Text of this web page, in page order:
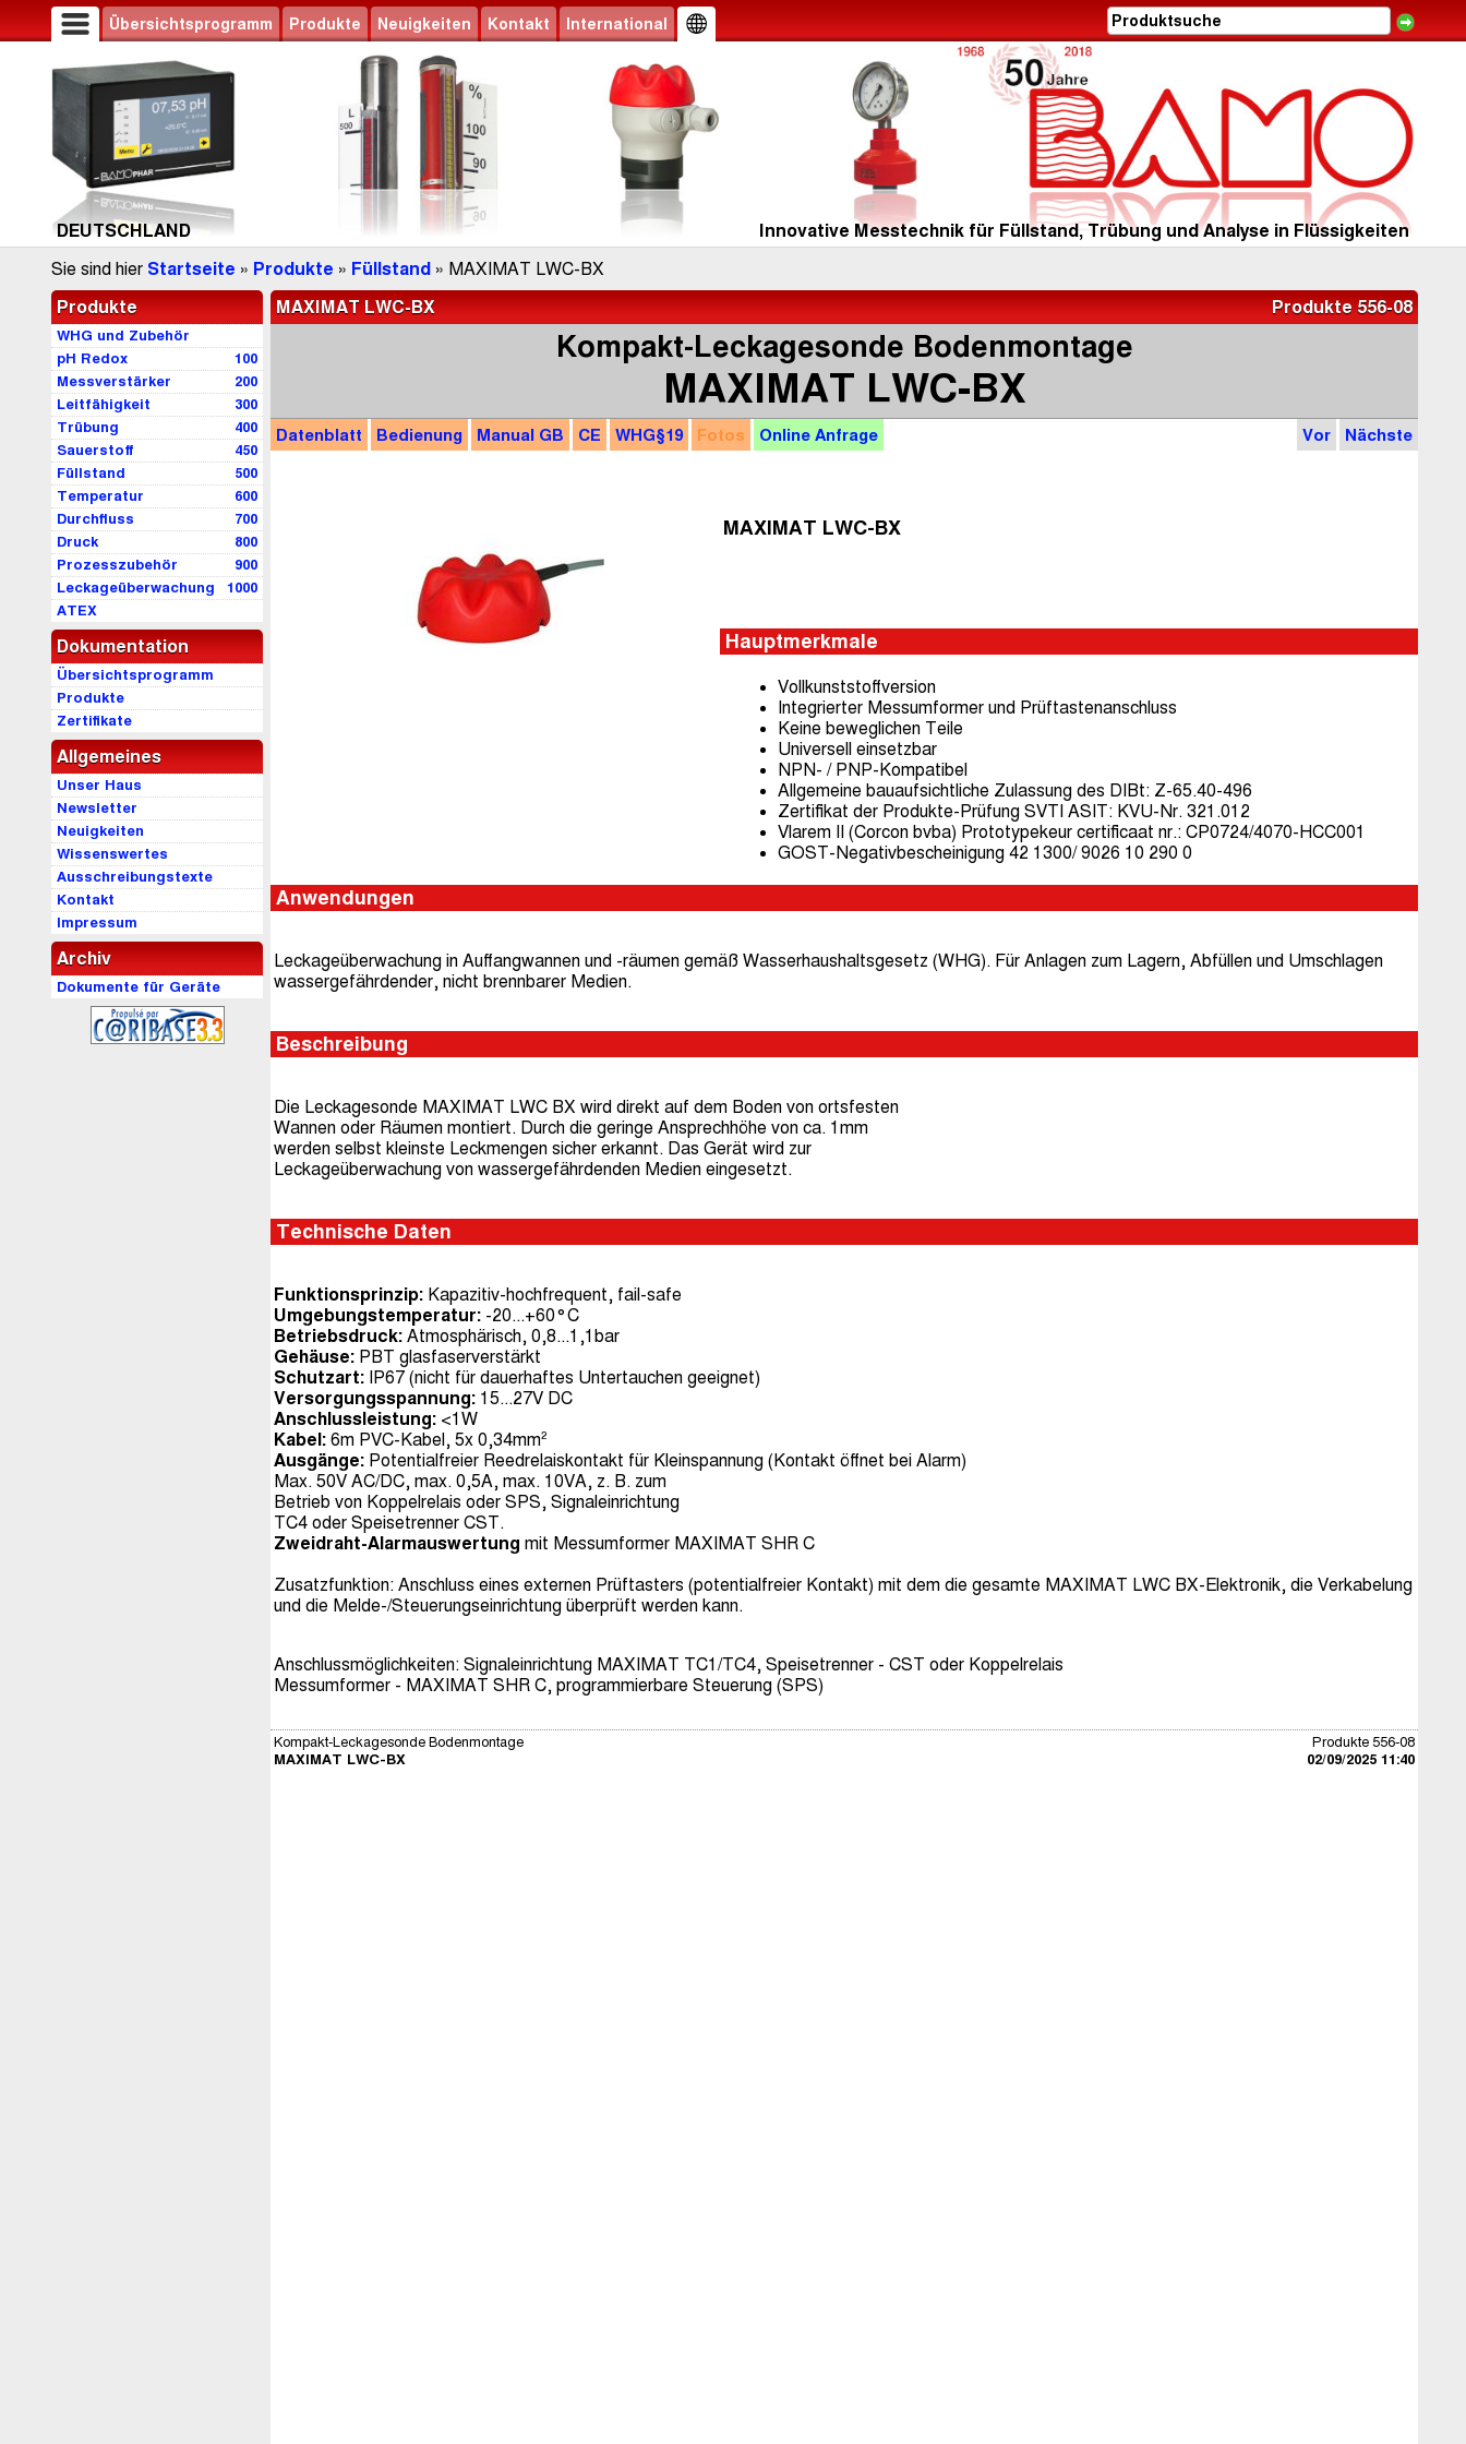
Übersichtsprogramm Produkte Neuigkeiten Kontakt International
DEUTSCHLAND Innovative Messtechnik für Füllstand, Trübung und Analyse in Flüssigkeiten
Sie sind hier Startseite » Produkte » Füllstand » MAXIMAT LWC-BX
Produkte
WHG und Zubehör
100
pH Redox
200
Messverstärker
300
Leitfähigkeit
400
Trübung
450
Sauerstoff
500
Füllstand
600
Temperatur
700
Durchfluss
800
Druck
900
Prozesszubehör
1000
Leckageüberwachung
ATEX
Dokumentation
Übersichtsprogramm
Produkte
Zertifikate
Allgemeines
Unser Haus
Newsletter
Neuigkeiten
Wissenswertes
Ausschreibungstexte
Kontakt
Impressum
Archiv
Dokumente für Geräte
Produkte 556-08
MAXIMAT LWC-BX
Kompakt-Leckagesonde Bodenmontage
MAXIMAT LWC-BX
Vor Nächste
Datenblatt Bedienung Manual GB CE WHG§19 Fotos Online Anfrage
MAXIMAT LWC-BX
Hauptmerkmale
Vollkunststoffversion
Integrierter Messumformer und Prüftastenanschluss
Keine beweglichen Teile
Universell einsetzbar
NPN- / PNP-Kompatibel
Allgemeine bauaufsichtliche Zulassung des DIBt: Z-65.40-496
Zertifikat der Produkte-Prüfung SVTI ASIT: KVU-Nr. 321.012
Vlarem II (Corcon bvba) Prototypekeur certificaat nr.: CP0724/4070-HCC001
GOST-Negativbescheinigung 42 1300/ 9026 10 290 0
Anwendungen
Leckageüberwachung in Auffangwannen und -räumen gemäß Wasserhaushaltsgesetz (WHG). Für Anlagen zum Lagern, Abfüllen und Umschlagen
wassergefährdender, nicht brennbarer Medien.
Beschreibung
Die Leckagesonde MAXIMAT LWC BX wird direkt auf dem Boden von ortsfesten
Wannen oder Räumen montiert. Durch die geringe Ansprechhöhe von ca. 1mm
werden selbst kleinste Leckmengen sicher erkannt. Das Gerät wird zur
Leckageüberwachung von wassergefährdenden Medien eingesetzt.
Technische Daten
Funktionsprinzip: Kapazitiv-hochfrequent, fail-safe
Umgebungstemperatur: -20...+60°C
Betriebsdruck: Atmosphärisch, 0,8...1,1bar
Gehäuse: PBT glasfaserverstärkt
Schutzart: IP67 (nicht für dauerhaftes Untertauchen geeignet)
Versorgungsspannung: 15...27V DC
Anschlussleistung: <1W
Kabel: 6m PVC-Kabel, 5x 0,34mm²
Ausgänge: Potentialfreier Reedrelaiskontakt für Kleinspannung (Kontakt öffnet bei Alarm)
Max. 50V AC/DC, max. 0,5A, max. 10VA, z. B. zum
Betrieb von Koppelrelais oder SPS, Signaleinrichtung
TC4 oder Speisetrenner CST.
Zweidraht-Alarmauswertung mit Messumformer MAXIMAT SHR C
Zusatzfunktion: Anschluss eines externen Prüftasters (potentialfreier Kontakt) mit dem die gesamte MAXIMAT LWC BX-Elektronik, die Verkabelung
und die Melde-/Steuerungseinrichtung überprüft werden kann.
Anschlussmöglichkeiten: Signaleinrichtung MAXIMAT TC1/TC4, Speisetrenner - CST oder Koppelrelais
Messumformer - MAXIMAT SHR C, programmierbare Steuerung (SPS)
Produkte 556-08
02/09/2025 11:40
Kompakt-Leckagesonde Bodenmontage
MAXIMAT LWC-BX